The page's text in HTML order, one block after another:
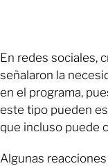
En redes sociales,
señalaron la
en el programa,
este tipo pueden
que incluso puede
Algunas